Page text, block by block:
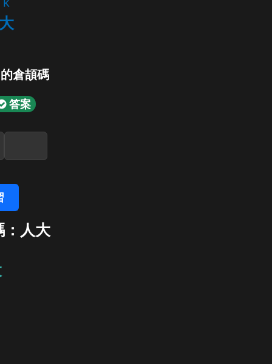
倉頡碼
答案
：人大